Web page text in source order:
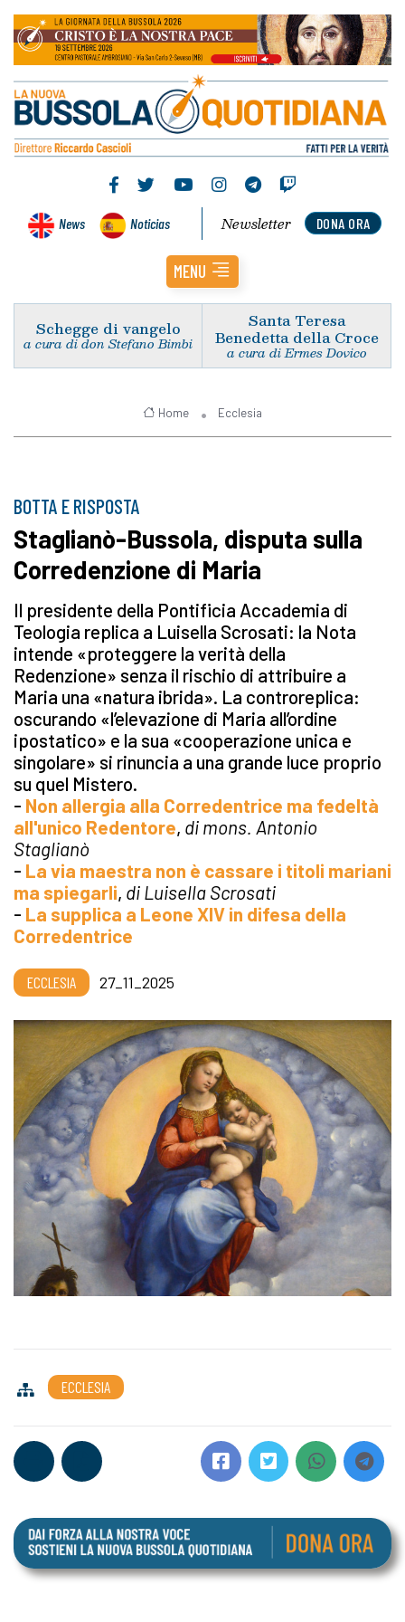
News Noticias DONA ORA
Newsletter
MENU
Schegge di vangelo
a cura di don Stefano Bimbi
Santa Teresa
Benedetta della Croce
a cura di Ermes Dovico
Home Ecclesia
BOTTA E RISPOSTA
Staglianò-Bussola, disputa sulla
Corredenzione di Maria
Il presidente della Pontificia Accademia di
Teologia replica a Luisella Scrosati: la Nota
intende «proteggere la verità della
Redenzione» senza il rischio di attribuire a
Maria una «natura ibrida». La controreplica:
oscurando «l’elevazione di Maria all’ordine
ipostatico» e la sua «cooperazione unica e
singolare» si rinuncia a una grande luce proprio
su quel Mistero.
- Non allergia alla Corredentrice ma fedeltà
all'unico Redentore, di mons. Antonio
Staglianò
- La via maestra non è cassare i titoli mariani
ma spiegarli, di Luisella Scrosati
- La supplica a Leone XIV in difesa della
Corredentrice
ECCLESIA 27_11_2025
ECCLESIA